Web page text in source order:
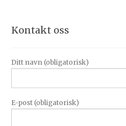
Kontakt oss
Ditt navn (obligatorisk)
E-post (obligatorisk)